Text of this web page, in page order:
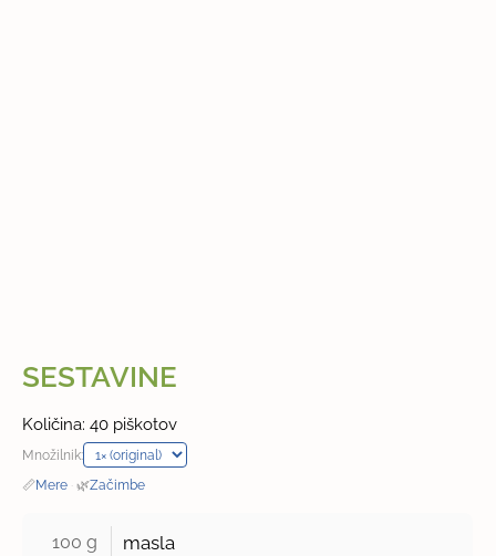
SESTAVINE
Količina: 40 piškotov
Množilnik:
📏Mere · 🌿Začimbe
100 g masla